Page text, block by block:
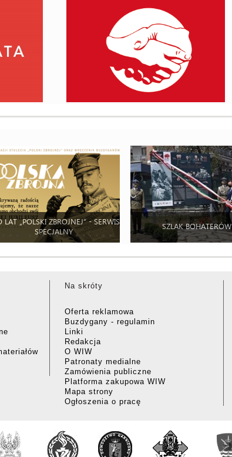
LAT „POLSKI ZBROJNEJ” - SERWIS
SPECJALNY
SZLAK BOHATERÓW
Na skróty
Oferta reklamowa
Buzdygany - regulamin
Linki
Redakcja
O WIW
Patronaty medialne
Zamówienia publiczne
Platforma zakupowa WIW
Mapa strony
Ogłoszenia o pracę